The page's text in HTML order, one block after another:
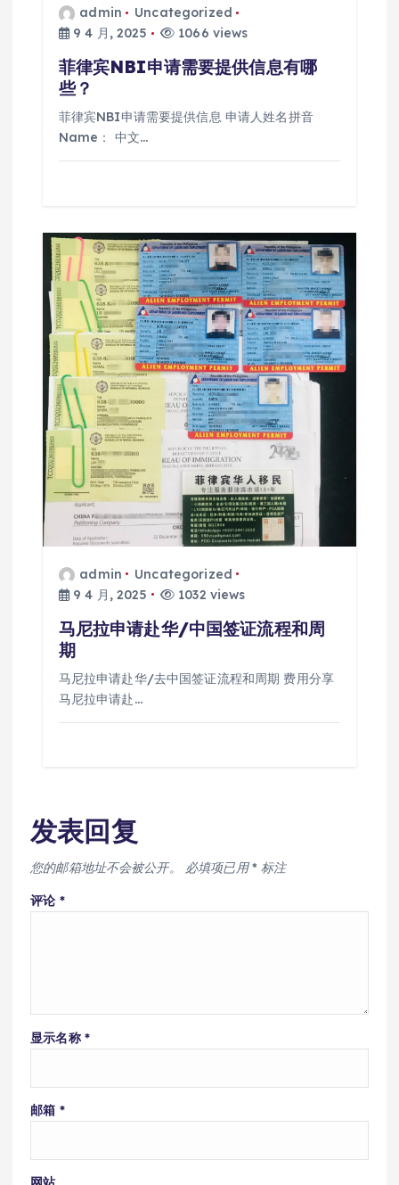
admin
Uncategorized
9 4 月, 2025
1066 views
菲律宾NBI申请需要提供信息有哪
些？
菲律宾NBI申请需要提供信息 申请人姓名拼音
Name： 中文…
admin
Uncategorized
9 4 月, 2025
1032 views
马尼拉申请赴华/中国签证流程和周
期
马尼拉申请赴华/去中国签证流程和周期 费用分享
马尼拉申请赴…
发表回复
您的邮箱地址不会被公开。 必填项已用* 标注
评论 *
显示名称 *
邮箱 *